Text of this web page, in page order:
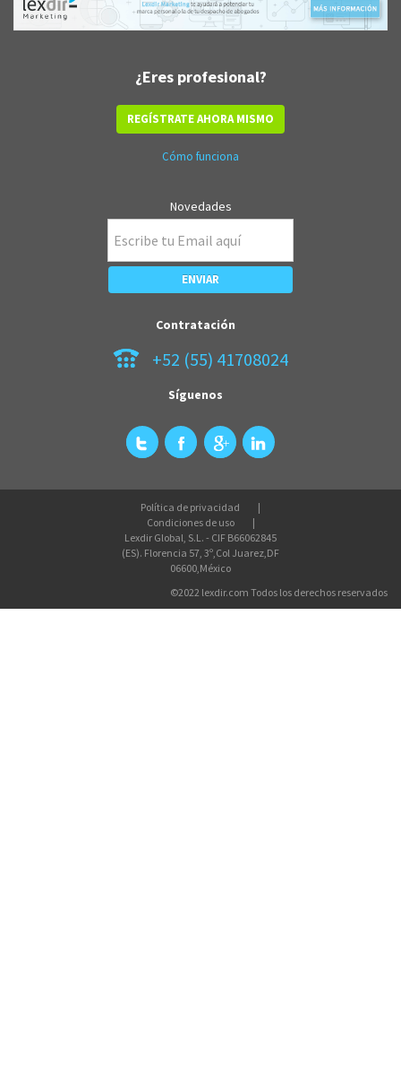
¿Eres profesional?
REGÍSTRATE AHORA MISMO
Cómo funciona
Novedades
Contratación
+52 (55) 41708024
Síguenos
Política de privacidad
Condiciones de uso
Lexdir Global, S.L. - CIF B66062845
(ES). Florencia 57, 3º,Col Juarez,DF
06600,México
©2022 lexdir.com Todos los derechos reservados